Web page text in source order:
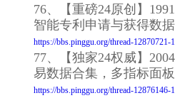
76、【重磅24原创】
智能专利申请与获得数
https://bbs.pinggu.org/thread-12870721-
77、【独家24权威】
易数据合集，多指标面
https://bbs.pinggu.org/thread-12876146-